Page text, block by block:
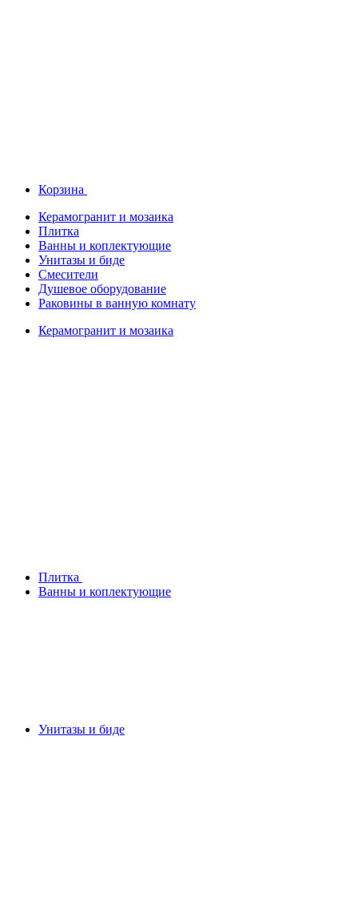
Корзина
Керамогранит и мозаика
Плитка
Ванны и коплектующие
Унитазы и биде
Смесители
Душевое оборудование
Раковины в ванную комнату
Керамогранит и мозаика
Плитка
Ванны и коплектующие
Унитазы и биде